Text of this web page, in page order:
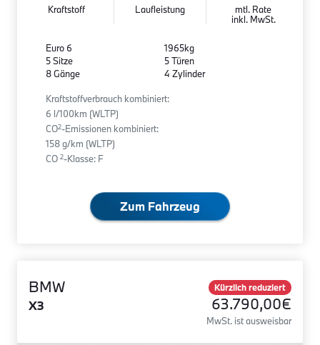
Kraftstoff Laufleistung
mtl. Rate
inkl. MwSt.
Euro 6
5 Sitze
8 Gänge
1965kg
5 Türen
4 Zylinder
Kraftstoffverbrauch kombiniert:
6 l/100km (WLTP)
CO2-Emissionen kombiniert:
158 g/km (WLTP)
CO 2-Klasse: F
Zum Fahrzeug
BMW
X3
Kürzlich reduziert
63.790,00€
MwSt. ist ausweisbar